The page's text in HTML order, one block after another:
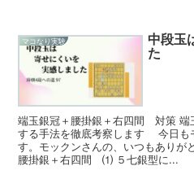
マコなり実験
中段玉
た
端玉銀冠＋腰掛銀＋右四間 対策 端
する手法を徹底考察します 今日も
す。モックンさんの、いつもあり
腰掛銀＋右四間 ⑴ ５七銀型に...